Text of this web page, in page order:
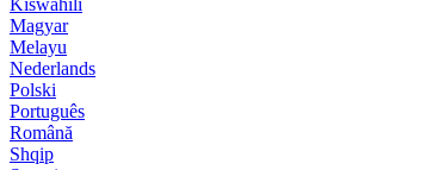
Magyar
Melayu
Nederlands
Polski
Português
Română
Shqip